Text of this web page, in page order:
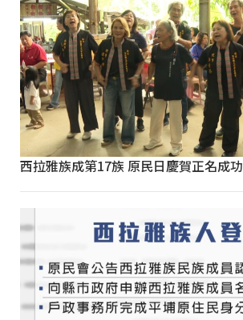
西拉雅族成第17族 原民日慶賀正名成功